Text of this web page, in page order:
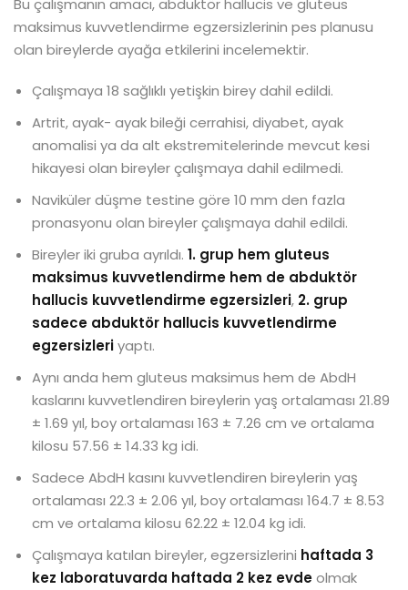
Bu çalışmanın amacı, abduktör hallucis ve gluteus
maksimus kuvvetlendirme egzersizlerinin pes planusu
olan bireylerde ayağa etkilerini incelemektir.
Çalışmaya 18 sağlıklı yetişkin birey dahil edildi.
Artrit, ayak- ayak bileği cerrahisi, diyabet, ayak
anomalisi ya da alt ekstremitelerinde mevcut kesi
hikayesi olan bireyler çalışmaya dahil edilmedi.
Naviküler düşme testine göre 10 mm den fazla
pronasyonu olan bireyler çalışmaya dahil edildi.
Bireyler iki gruba ayrıldı. 1. grup hem gluteus
maksimus kuvvetlendirme hem de abduktör
hallucis kuvvetlendirme egzersizleri, 2. grup
sadece abduktör hallucis kuvvetlendirme
egzersizleriyaptı.
Aynı anda hem gluteus maksimus hem de AbdH
kaslarını kuvvetlendiren bireylerin yaş ortalaması 21.89
± 1.69 yıl, boy ortalaması 163 ± 7.26 cm ve ortalama
kilosu 57.56 ± 14.33 kg idi.
Sadece AbdH kasını kuvvetlendiren bireylerin yaş
ortalaması 22.3 ± 2.06 yıl, boy ortalaması 164.7 ± 8.53
cm ve ortalama kilosu 62.22 ± 12.04 kg idi.
Çalışmaya katılan bireyler, egzersizlerini haftada 3
kez laboratuvarda haftada 2 kez evdeolmak